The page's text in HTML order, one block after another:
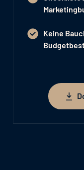
Keine